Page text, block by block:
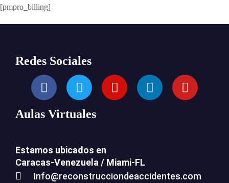
[pmpro_billing]
Redes Sociales
Aulas Virtuales
Estamos ubicados en
Caracas-Venezuela / Miami-FL
Info@reconstrucciondeaccidentes.com